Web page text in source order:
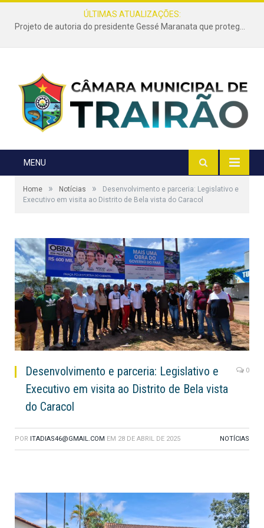
ÚLTIMAS ATUALIZAÇÕES:
Projeto de autoria do presidente Gessé Maranata que protege as estradas vicinais de Trairão é transformado em lei
MENU
Home » Notícias »
Desenvolvimento e parceria: Legislativo e
Executivo em visita ao Distrito de Bela vista do Caracol
Desenvolvimento e parceria: Legislativo e
Executivo em visita ao Distrito de Bela vista
do Caracol
0
POR ITADIAS46@GMAIL.COM EM 28 DE ABRIL DE 2025 NOTÍCIAS